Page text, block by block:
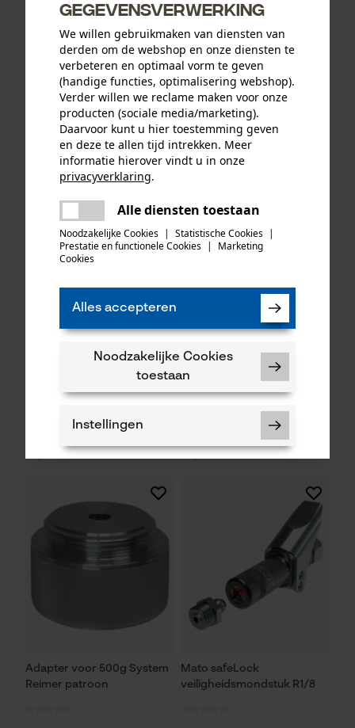
Draagriem
15,15 €*
Mato accu AMPShare 18 V-
4.0 Ah
91,42 €*
smeernippels
84,29 €*
Mato oplader AMPShare
oplader GAL 18 V-40
60,91 €*
Adapter voor 500g System
Reimer patroon
Mato safeLock
veiligheidsmondstuk R1/8
gegevensverwerking
We willen gebruikmaken van diensten van
derden om de webshop en onze diensten te
verbeteren en optimaal vorm te geven
(handige functies, optimalisering webshop).
Verder willen we reclame maken voor onze
producten (sociale media/marketing).
Daarvoor kunt u hier toestemming geven
en deze te allen tijd intrekken. Meer
informatie hierover vindt u in onze
privacyverklaring.
Alle diensten toestaan
Noodzakelijke Cookies | Statistische Cookies |
Prestatie en functionele Cookies |
Marketing
Cookies
Alles accepteren
Noodzakelijke Cookies
toestaan
Instellingen
Noodzakelijke Cookies
De keuze voor
gegevensverwerking opslaan
Er is een fout opgetreden. Gelieve
het opnieuw te proberen.
delen
mail